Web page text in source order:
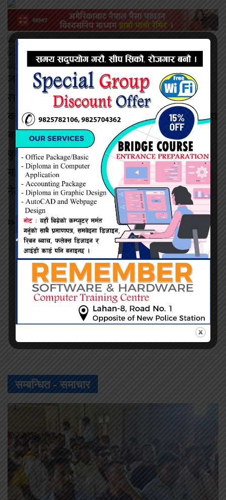
जसपाबाट राम उदगार महतो र नेपाली काङ्ग्रेसबाट
राम दयाल महतो र नेकपा एमालेबाट राजेश चौधरी
कडा प्रतिस्पर्धामा आउने सम भावना देखिएको हो। वाडा
बसेको बैठकबाट नगर उपाध्यक्ष चन्द्र नारायण
कुशवाहा, प्रदेश सभा क को उपाध्यक्ष ललित नारायण
महतो,जसपाका युवा नेता दिलिप दास लगायतका
नेताहरुको लहान ३ मा सक्रियता देखिएको छ्।
Share this:
Twitter Facebook
सम्बन्धित - समाचार